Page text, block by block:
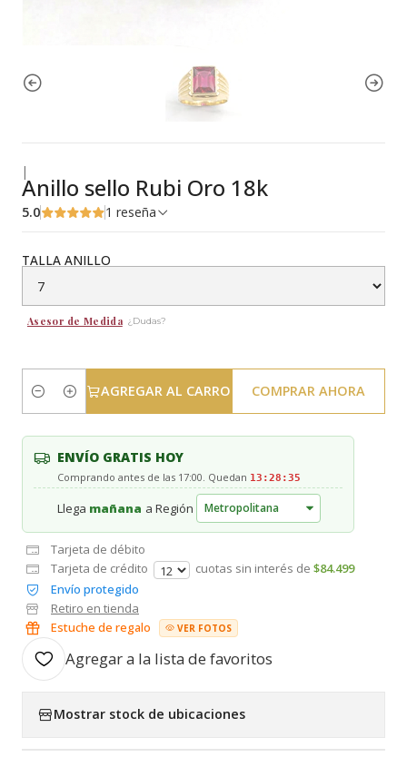
|
Anillo sello Rubi Oro 18k
5.0 1 reseña
TALLA ANILLO
Asesor de Medida ¿Dudas?
Cantidad
AGREGAR AL CARRO COMPRAR AHORA
ENVÍO GRATIS HOY
Comprando antes de las 17:00. Quedan 13:28:34
Llega mañana a Región
Tarjeta de débito
Tarjeta de crédito
cuotas sin interés de $84.499
Envío protegido
Retiro en tienda
Estuche de regalo
VER FOTOS
Agregar a la lista de favoritos
Mostrar stock de ubicaciones